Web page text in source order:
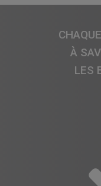
À
LES